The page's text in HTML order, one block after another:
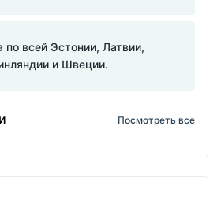
по всей Эстонии, Латвии,
и Швеции.
Посмотреть все